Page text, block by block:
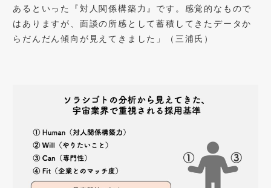
あるといった『対人関係構築力』です。感覚的なもので
はありますが、面談の所感として蓄積してきたデータか
らだんだん傾向が見えてきました」（三浦氏）